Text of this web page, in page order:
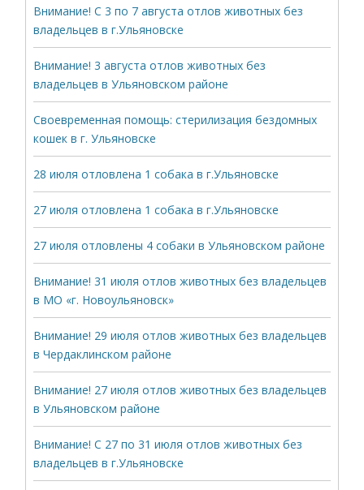
Внимание! С 3 по 7 августа отлов животных без
владельцев в г.Ульяновске
Внимание! 3 августа отлов животных без
владельцев в Ульяновском районе
Своевременная помощь: стерилизация бездомных
кошек в г. Ульяновске
28 июля отловлена 1 собака в г.Ульяновске
27 июля отловлена 1 собака в г.Ульяновске
27 июля отловлены 4 собаки в Ульяновском районе
Внимание! 31 июля отлов животных без владельцев
в МО «г. Новоульяновск»
Внимание! 29 июля отлов животных без владельцев
в Чердаклинском районе
Внимание! 27 июля отлов животных без владельцев
в Ульяновском районе
Внимание! С 27 по 31 июля отлов животных без
владельцев в г.Ульяновске